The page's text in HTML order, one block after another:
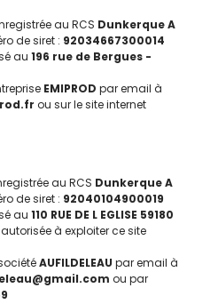
au RCS Dunkerque A
de siret : 92034667300014
au 196 rue de Bergues -
EMIPROD par email à
ou sur le site internet
au RCS Dunkerque A
de siret : 92040104900019
au 110 RUE DE L EGLISE 59180
à exploiter ce site
AUFILDELEAU par email à
ou par